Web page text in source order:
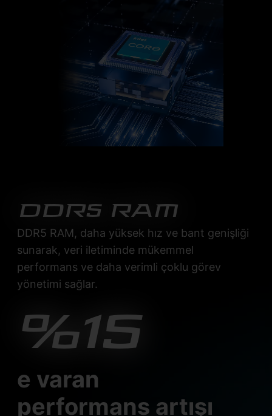
DDR5 RAM
DDR5 RAM, daha yüksek hız ve bant genişliği
sunarak, veri iletiminde mükemmel
performans ve daha verimli çoklu görev
yönetimi sağlar.
%15
e varan
performans artışı